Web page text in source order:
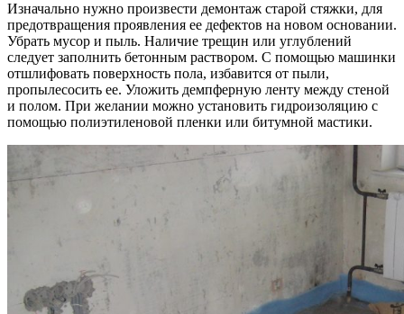
Изначально нужно произвести демонтаж старой стяжки, для
предотвращения проявления ее дефектов на новом основании.
Убрать мусор и пыль. Наличие трещин или углублений
следует заполнить бетонным раствором. С помощью машинки
отшлифовать поверхность пола, избавится от пыли,
пропылесосить ее. Уложить демпферную ленту между стеной
и полом. При желании можно установить гидроизоляцию с
помощью полиэтиленовой пленки или битумной мастики.